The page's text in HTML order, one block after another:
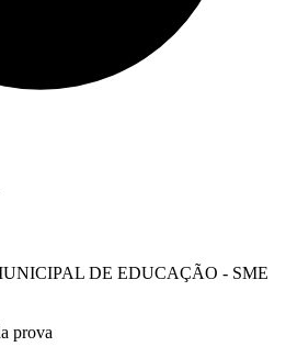
DE EDUCAÇÃO - SME
prova